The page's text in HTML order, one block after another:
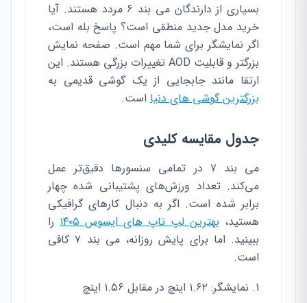
بسیاری از دارندگان می بند ۶ مردد هستند. آیا
خرید مدل جدید منطقی است؟ پاسخ بله است،
اگر نمایشگر برای شما مهم است. صفحه نمایش
بزرگتر و قابلیت AOD تغییرات بزرگی هستند. این
ارتقا مانند جابجایی از یک گوشی قدیمی به
بزرگترین گوشی های دنیا است.
جدول مقایسه کلیدی
می بند ۷ در تمامی سنسورها دقیق‌تر عمل
می‌کند. تعداد ورزش‌های پشتیبانی شده چهار
برابر شده است. اگر به دنبال کارهای گرافیکی
هستید، بهترین لپ تاپ های ایسوس ۱۴۰۵
را
ببینید. اما برای پایش روزانه، می بند ۷ کافی
است.
نمایشگر: ۱.۶۲ اینچ در مقابل ۱.۵۶ اینچ